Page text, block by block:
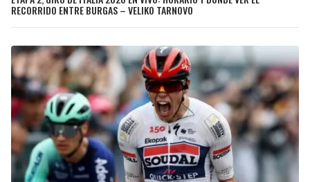
RECORRIDO ENTRE BURGAS – VELIKO TARNOVO